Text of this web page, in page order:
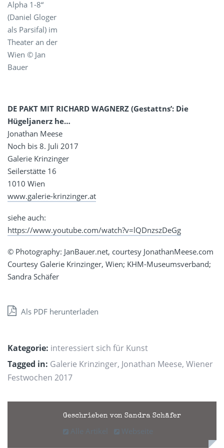
Alpha 1-8“
(Daniel Gloger
als Parsifal) im
Theater an der
Wien © Jan
Bauer
DE PAKT MIT RICHARD WAGNERZ (Gestattns’: Die
Hügeljanerz he…
Jonathan Meese
Noch bis 8. Juli 2017
Galerie Krinzinger
Seilerstätte 16
1010 Wien
www.galerie-krinzinger.at
siehe auch:
https://www.youtube.com/watch?v=lQDnzszDeGg
© Photography: JanBauer.net, courtesy JonathanMeese.com
Courtesy Galerie Krinzinger, Wien; KHM-Museumsverband;
Sandra Schäfer
Als PDF herunterladen
Kategorie: interessiert sich für Kunst
Tagged in: Galerie Krinzinger, Jonathan Meese, Wiener
Festwochen 2017
Geschrieben von Sandra Schäfer
Alle Artikel Webseite